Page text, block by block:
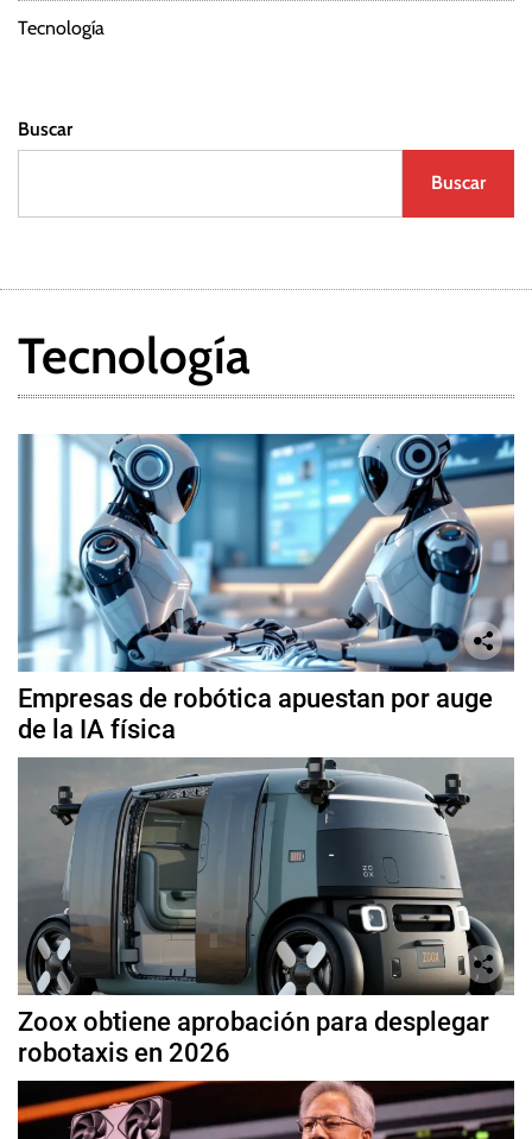
Tecnología
Buscar
Buscar
Tecnología
Empresas de robótica apuestan por auge
de la IA física
Zoox obtiene aprobación para desplegar
robotaxis en 2026